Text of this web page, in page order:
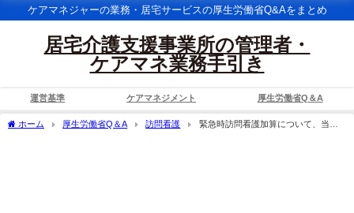
ケアマネジャーの業務・居宅サービスの厚生労働省Q&Aをまとめ
居宅介護支援事業所の管理者・
ケアマネ業務手引き
運営基準 ケアマネジメント 厚生労働省Q＆A
ホーム 厚生労働省Q＆A 訪問看護
緊急時訪問看護加算について、当該